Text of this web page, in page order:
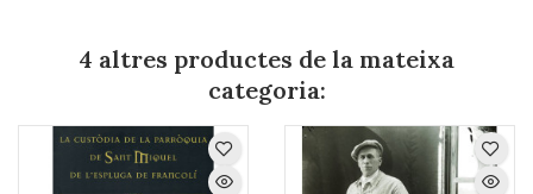
4 altres productes de la mateixa
categoria: